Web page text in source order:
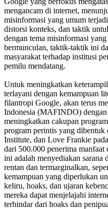
mengancam di internet,
misinformasi yang umum
distorsi konteks, dan taktik
dengan tema misinformasi
bermunculan, taktik-taktik ini
masyarakat terhadap institusi
pemilu mendatang.
Untuk meningkatkan
terlayani dengan kemampuan
filantropi Google, akan terus
Indonesia (MAFINDO)
meningkatkan cakupan
program perintis yang
Institute, dan Love Frankie
dari 500.000 penerima
ini adalah menyediakan
rentan dan termarginalkan,
kemampuan yang diperlukan
keliru, hoaks, dan ujaran
mereka dapat menjelajahi
terhindar dari hoaks dan